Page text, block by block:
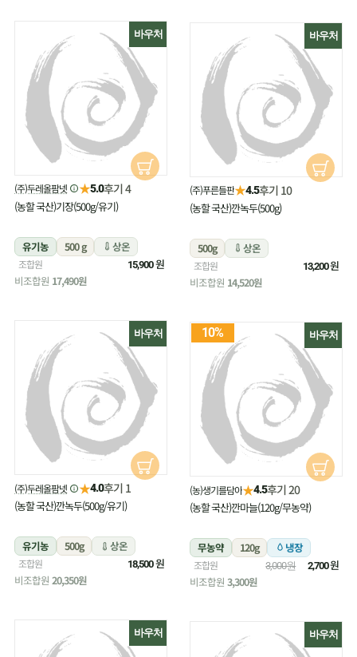
바우처
(주)두레올팜넷 ★5.0후기 4
(농할 국산)기장(500g/유기)
유기농 500 g 상온
조합원 15,900원
비조합원 17,490원
바우처
(주)푸른들판★4.5후기 10
(농할 국산)깐녹두(500g)
500g 상온
조합원 13,200원
비조합원 14,520원
바우처
(주)두레올팜넷 ★4.0후기 1
(농할 국산)깐녹두(500g/유기)
유기농 500g 상온
조합원 18,500원
비조합원 20,350원
바우처
10%
(농)생기를담아★4.5후기 20
(농할 국산)깐마늘(120g/무농약)
무농약 120g 냉장
조합원 3,000원 2,700원
비조합원 3,300원
바우처 바우처